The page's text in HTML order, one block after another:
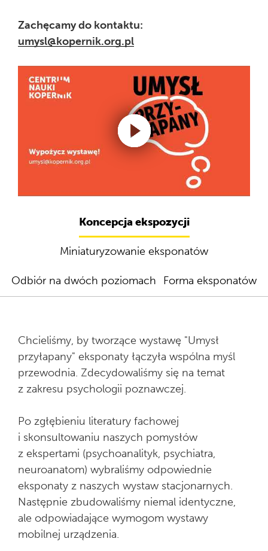
Zachęcamy do kontaktu:
umysl@kopernik.org.pl
między
zakładkami
Koncepcja ekspozycji
Miniaturyzowanie eksponatów
Odbiór na dwóch poziomach Forma eksponatów
Chcieliśmy, by tworzące wystawę "Umysł
przyłapany" eksponaty łączyła wspólna myśl
przewodnia. Zdecydowaliśmy się na temat
z zakresu psychologii poznawczej.
Po zgłębieniu literatury fachowej
i skonsultowaniu naszych pomysłów
z ekspertami (psychoanalityk, psychiatra,
neuroanatom) wybraliśmy odpowiednie
eksponaty z naszych wystaw stacjonarnych.
Następnie zbudowaliśmy niemal identyczne,
ale odpowiadające wymo­gom wystawy
mobilnej urządzenia.